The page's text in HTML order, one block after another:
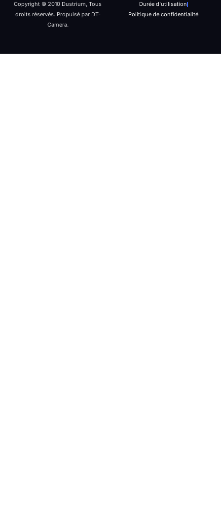
Copyright © 2010 Dustrium, Tous
droits réservés. Propulsé par DT-
Camera.
Durée d'utilisation
Politique de confidentialité